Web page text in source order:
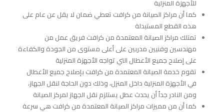
للأجهزة المنزلية
كما أن مراكز الصيانة من كرافت تعطي ضمان لا يقل عن عام على
هذه القطع المستبدلة
تمتلك مراكز الصيانة المعتمدة من كرافت فريق عمل من
مهندسين وفنيين مدربين على أعلى مستوى من الجودة والكفاءة
على إصلاح جميع الأعطال التي تواجه الأجهزة المنزلية
تقوم خدمة الصيانة المعتمدة من كرافت بإصلاح جميع الأعطال
في الأجهزة المنزلية داخل المنزل، وذلك دون الحاجة لنقل الجهاز،
ومن النادر جداً أن يحدث عطل يستلزم نقل الجهاز لمركز الصيانة
كما أن من مميزات مراكز الصيانة المعتمدة من كرافت هي سرعة